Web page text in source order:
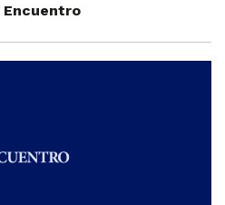
Encuentro